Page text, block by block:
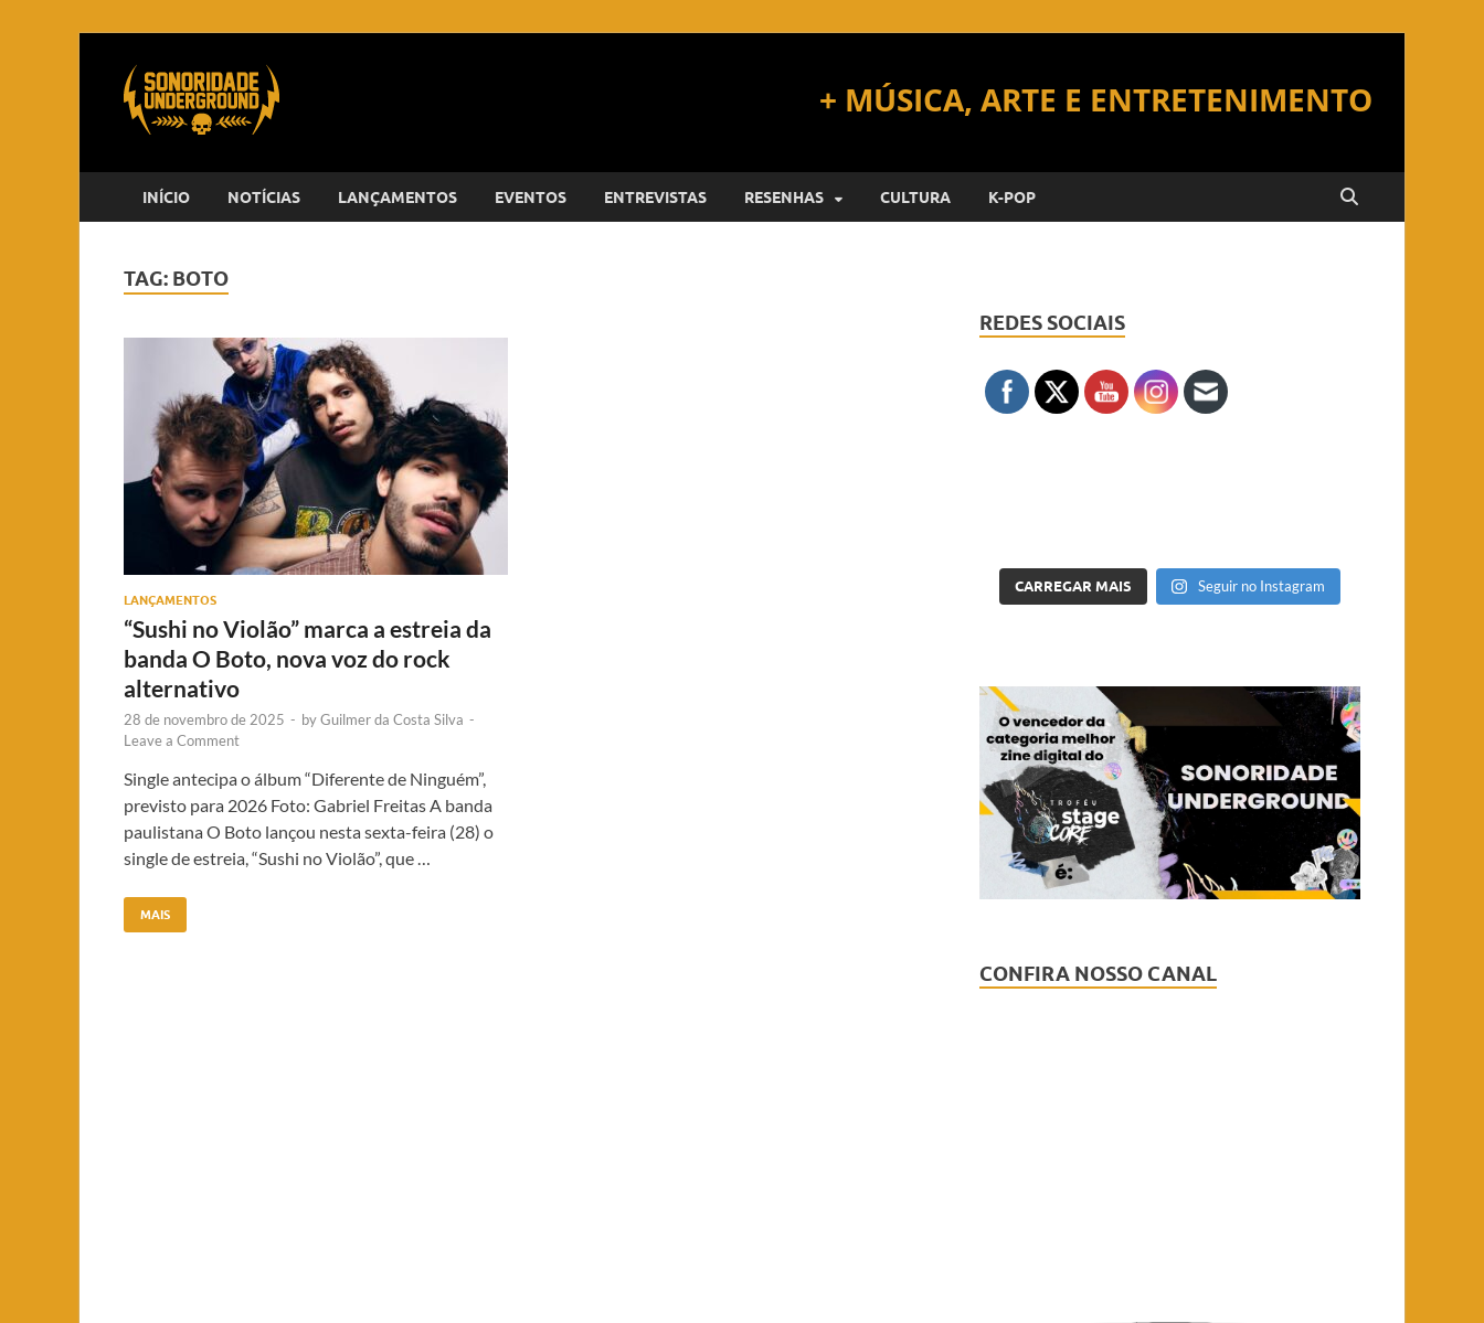
INÍCIO NOTÍCIAS LANÇAMENTOS EVENTOS ENTREVISTAS RESENHAS CULTURA K-POP
TAG: BOTO
LANÇAMENTOS
“Sushi no Violão” marca a estreia da
banda O Boto, nova voz do rock
alternativo
28 de novembro de 2025 - byGuilmer da Costa Silva -
Leave a Comment
Single antecipa o álbum “Diferente de Ninguém”,
previsto para 2026 Foto: Gabriel Freitas A banda
paulistana O Boto lançou nesta sexta-feira (28) o
single de estreia, “Sushi no Violão”, que …
MAIS
REDES SOCIAIS
CARREGAR MAIS Seguir no Instagram
CONFIRA NOSSO CANAL